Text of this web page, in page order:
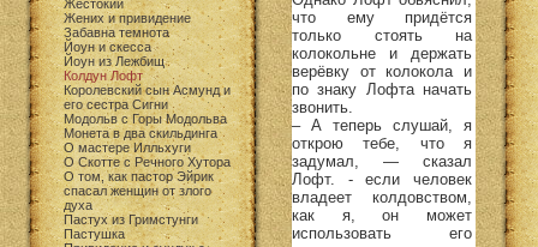
Жестокий
Жених и привидение
Забавна темнота
Йоун и скесса
Йоун из Лежбищ
Колдун Лофт
Королевский сын Асмунд и
его сестра Сигни
Модольв с Горы Модольва
Монета в два скильдинга
О мастере Илльхуги
О Скотте с Речного Хутора
О том, как пастор Эйрик
спасал женщин от злого
духа
Пастух из Гримстунги
Пастушка
что ему придётся
только стоять на
колокольне и держать
верёвку от колокола и
по знаку Лофта начать
звонить.
– А теперь слушай, я
открою тебе, что я
задумал, — сказал
Лофт. - если человек
владеет колдовством,
как я, он может
использовать его